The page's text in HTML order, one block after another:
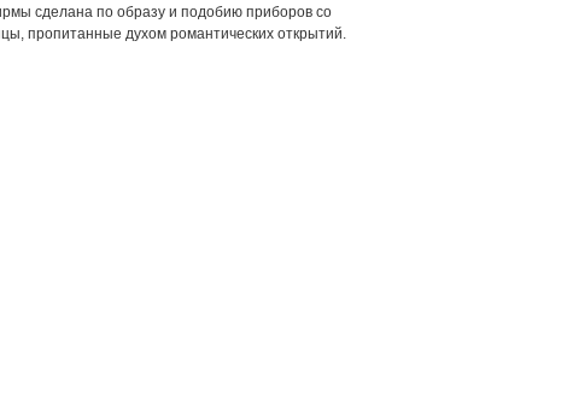
сделана по образу и подобию приборов со
пропитанные духом романтических открытий.